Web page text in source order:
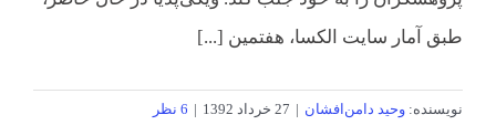
طبق آمار سایت الکسا، هفتمین [...]
نویسنده: وحید دامن‌افشان | 27 خرداد 1392 | 6 نظر